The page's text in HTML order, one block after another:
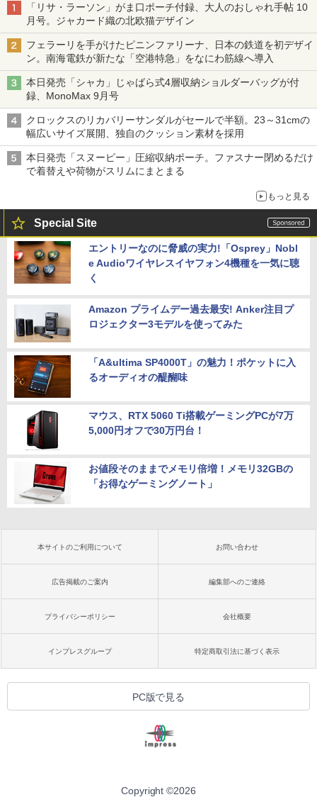
「リサ・ラーソン」がま口ポーチ付録、大人のおしゃれ手帖 10
月号。ジャカード織の北欧猫デザイン
フェラーリを手がけたピニンファリーナ、日本の鉄道を初デザイ
ン。南海電鉄が新たな「空港特急」をなにわ筋線へ導入
本日発売「シャカ」じゃばら式4層収納ショルダーバッグが付
録、MonoMax 9月号
クロックスのリカバリーサンダルがセールで半額。23～31cmの
幅広いサイズ展開、独自のクッション素材を採用
本日発売「スヌーピー」圧縮収納ポーチ。ファスナー閉めるだけ
で着替えや荷物がスリムにまとまる
もっと見る
Special Site
エントリーなのに脅威の実力!「Osprey」Nobl
e Audioワイヤレスイヤフォン4機種を一気に聴
く
Amazon プライムデー過去最安! Anker注目プ
ロジェクター3モデルを使ってみた
「A&ultima SP4000T」の魅力！ポケットに入
るオーディオの醍醐味
マウス、RTX 5060 Ti搭載ゲーミングPCが7万
5,000円オフで30万円台！
お値段そのままでメモリ倍増！メモリ32GBの
「お得なゲーミングノート」
本サイトのご利用について お問い合わせ
広告掲載のご案内 編集部へのご連絡
プライバシーポリシー 会社概要
インプレスグループ 特定商取引法に基づく表示
PC版で見る
Copyright ©2026